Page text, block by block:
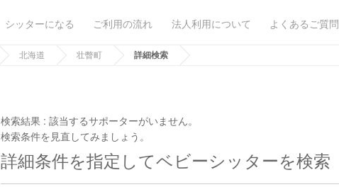
シッターになる ご利用の流れ 法人利用について よくあるご質問
北海道 壮瞥町 詳細検索
検索結果 :該当するサポーターがいません。
検索条件を見直してみましょう。
詳細条件を指定してベビーシッターを検索